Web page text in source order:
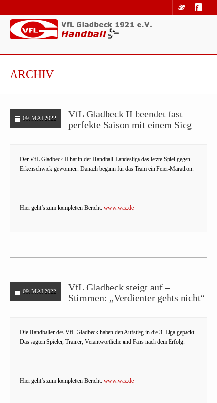
ARCHIV
09. MAI 2022
VfL Gladbeck II beendet fast
perfekte Saison mit einem Sieg
Der VfL Gladbeck II hat in der Handball-Landesliga das letzte Spiel gegen
Erkenschwick gewonnen. Danach begann für das Team ein Feier-Marathon.
Hier geht’s zum kompletten Bericht: www.waz.de
09. MAI 2022
VfL Gladbeck steigt auf –
Stimmen: „Verdienter gehts nicht“
Die Handballer des VfL Gladbeck haben den Aufstieg in die 3. Liga gepackt.
Das sagten Spieler, Trainer, Verantwortliche und Fans nach dem Erfolg.
Hier geht’s zum kompletten Bericht: www.waz.de